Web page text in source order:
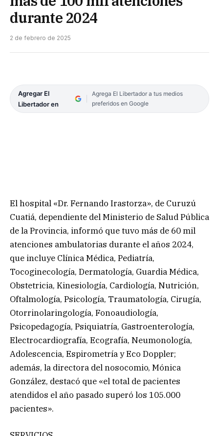
durante 2024
2 de febrero de 2025
Agregar El
Libertador en
Agrega El Libertador a tus medios
preferidos en Google
El hospital «Dr. Fernando Irastorza», de Curuzú
Cuatiá, dependiente del Ministerio de Salud Pública
de la Provincia, informó que tuvo más de 60 mil
atenciones ambulatorias durante el años 2024,
que incluye Clínica Médica, Pediatría,
Tocoginecología, Dermatología, Guardia Médica,
Obstetricia, Kinesiología, Cardiología, Nutrición,
Oftalmología, Psicología, Traumatología, Cirugía,
Otorrinolaringología, Fonoaudiología,
Psicopedagogía, Psiquiatría, Gastroenterología,
Electrocardiografía, Ecografía, Neumonología,
Adolescencia, Espirometría y Eco Doppler;
además, la directora del nosocomio, Mónica
González, destacó que «el total de pacientes
atendidos el año pasado superó los 105.000
pacientes».